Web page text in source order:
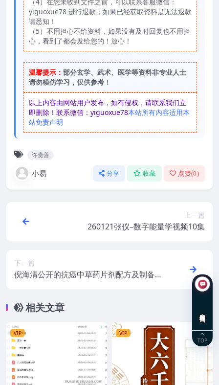
yiguoxue78 进行退款；如果已经获取资料是无法退款
请悉知！
（5）不用担心不给资料，如果没有及时回复也不用担
心，看到了都会发给您的！放心！
温馨提示： 部分玄学、武术、医学等资料非专业人士
请勿模仿学习，仅供参考！
以上内容由网站用户发布，如有侵权，请联系我们立
即删除！联系微信：yiguoxue78本站所有内容适用本
站免责声明
许贵善
小易 分享 收藏 点赞(0)
上一篇
260121张仪–数字能量学视频10集
下一篇
倪海清公开的抗癌中草药片剂配方及制备方
相关文章
VIP VIP
TOP